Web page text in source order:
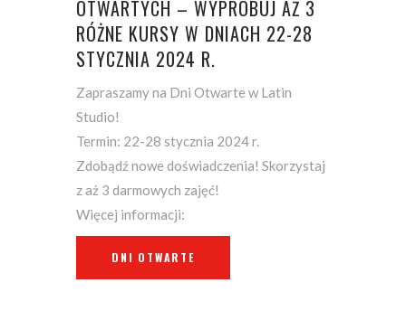
OTWARTYCH – WYPRÓBUJ AŻ 3
RÓŻNE KURSY W DNIACH 22-28
STYCZNIA 2024 R.
Zapraszamy na Dni Otwarte w Latin
Studio!
Termin: 22-28 stycznia 2024 r.
Zdobądź nowe doświadczenia! Skorzystaj
z aż 3 darmowych zajęć!
Więcej informacji:
DNI OTWARTE